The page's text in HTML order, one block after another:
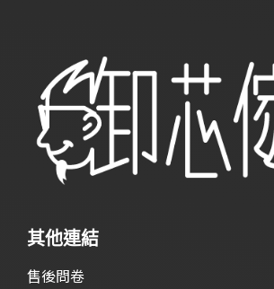
其他連結
售後問卷